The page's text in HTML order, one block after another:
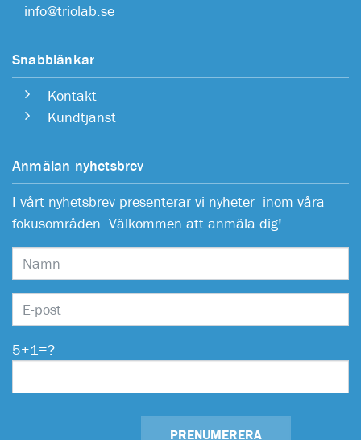
info@triolab.se
Snabblänkar
Kontakt
Kundtjänst
Anmälan nyhetsbrev
I vårt nyhetsbrev presenterar vi nyheter inom våra
fokusområden. Välkommen att anmäla dig!
5+1=?